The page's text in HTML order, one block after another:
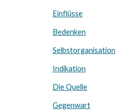
Einflüsse
Bedenken
Selbstorganisation
Indikation
Die Quelle
Gegenwart